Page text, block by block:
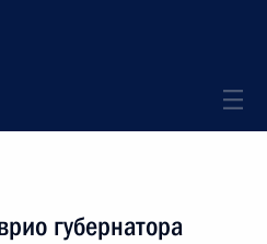
губернатора